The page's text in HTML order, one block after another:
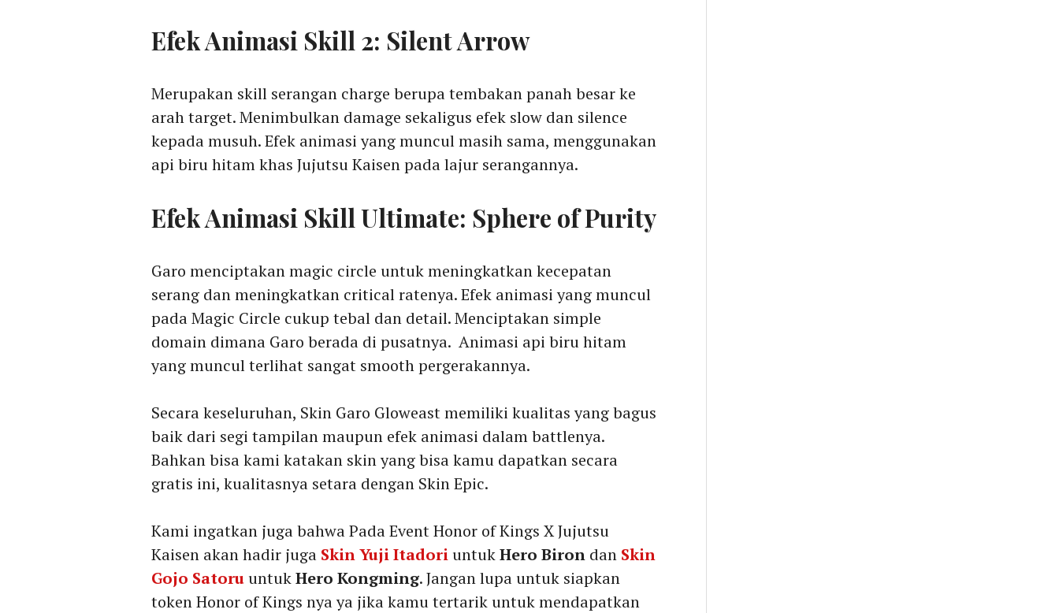
Efek Animasi Skill 2: Silent Arrow
Merupakan skill serangan charge berupa tembakan panah besar ke
arah target. Menimbulkan damage sekaligus efek slow dan silence
kepada musuh. Efek animasi yang muncul masih sama, menggunakan
api biru hitam khas Jujutsu Kaisen pada lajur serangannya.
Efek Animasi Skill Ultimate: Sphere of Purity
Garo menciptakan magic circle untuk meningkatkan kecepatan
serang dan meningkatkan critical ratenya. Efek animasi yang muncul
pada Magic Circle cukup tebal dan detail. Menciptakan simple
domain dimana Garo berada di pusatnya. Animasi api biru hitam
yang muncul terlihat sangat smooth pergerakannya.
Secara keseluruhan, Skin Garo Gloweast memiliki kualitas yang bagus
baik dari segi tampilan maupun efek animasi dalam battlenya.
Bahkan bisa kami katakan skin yang bisa kamu dapatkan secara
gratis ini, kualitasnya setara dengan Skin Epic.
Kami ingatkan juga bahwa Pada Event Honor of Kings X Jujutsu
Kaisen akan hadir juga Skin Yuji Itadori untukHero Biron dan Skin
Gojo Satoru untukHero Kongming. Jangan lupa untuk siapkan
token Honor of Kings nya ya jika kamu tertarik untuk mendapatkan